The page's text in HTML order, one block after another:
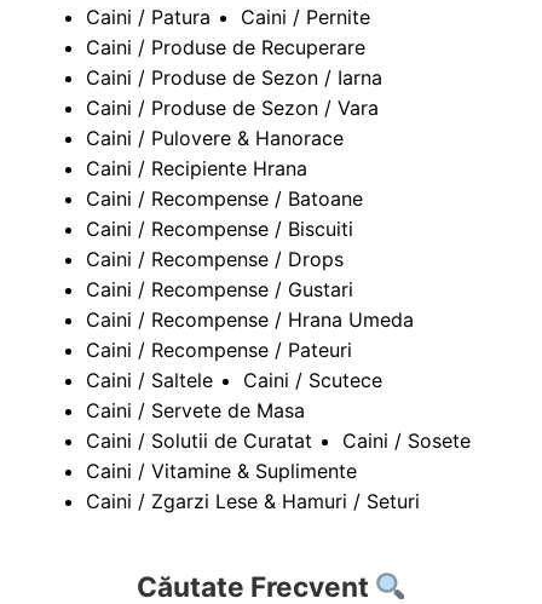
Caini / Patura
Caini / Pernite
Caini / Produse de Recuperare
Caini / Produse de Sezon / Iarna
Caini / Produse de Sezon / Vara
Caini / Pulovere & Hanorace
Caini / Recipiente Hrana
Caini / Recompense / Batoane
Caini / Recompense / Biscuiti
Caini / Recompense / Drops
Caini / Recompense / Gustari
Caini / Recompense / Hrana Umeda
Caini / Recompense / Pateuri
Caini / Saltele
Caini / Scutece
Caini / Servete de Masa
Caini / Solutii de Curatat
Caini / Sosete
Caini / Vitamine & Suplimente
Caini / Zgarzi Lese & Hamuri / Seturi
Căutate Frecvent